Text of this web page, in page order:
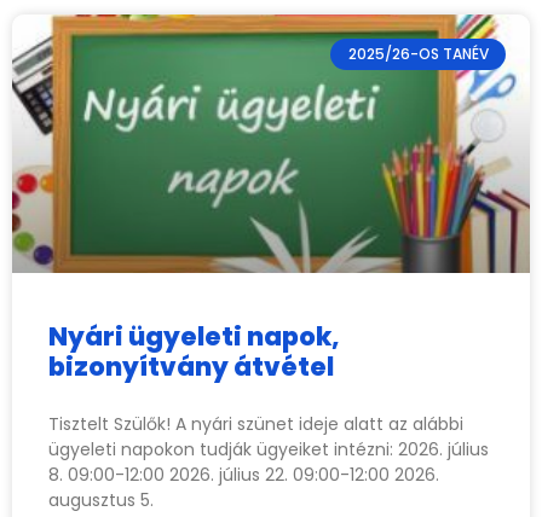
2025/26-OS TANÉV
Nyári ügyeleti napok,
bizonyítvány átvétel
Tisztelt Szülők! A nyári szünet ideje alatt az alábbi
ügyeleti napokon tudják ügyeiket intézni: 2026. július
8. 09:00-12:00 2026. július 22. 09:00-12:00 2026.
augusztus 5.